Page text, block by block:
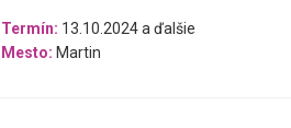
Termín: 13.10.2024 a ďalšie
Mesto: Martin